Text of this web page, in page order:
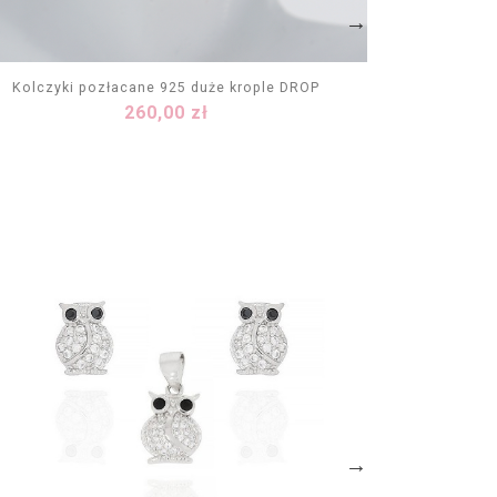
Kolczyki pozłacane 925 duże krople DROP
Cena
260,00 zł
DODAJ DO KOSZYKA